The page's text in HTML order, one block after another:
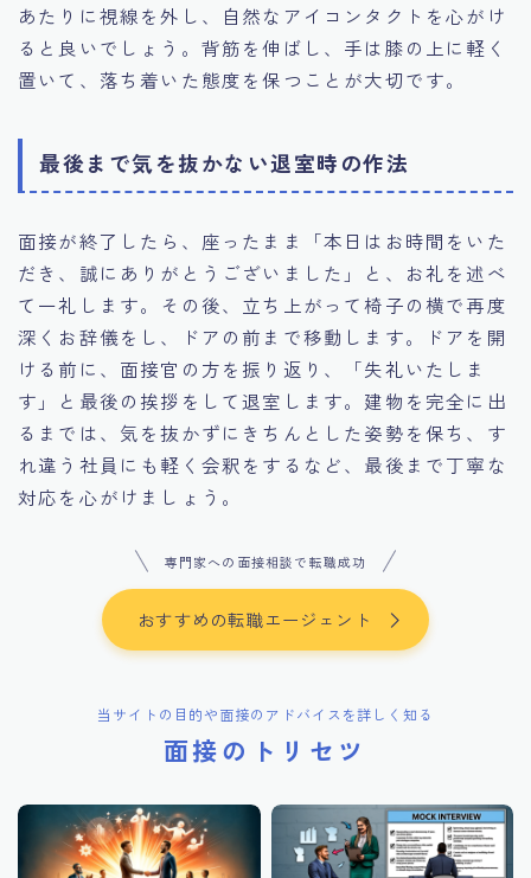
あたりに視線を外し、自然なアイコンタクトを心がけ
ると良いでしょう。背筋を伸ばし、手は膝の上に軽く
置いて、落ち着いた態度を保つことが大切です。
最後まで気を抜かない退室時の作法
面接が終了したら、座ったまま「本日はお時間をいた
だき、誠にありがとうございました」と、お礼を述べ
て一礼します。その後、立ち上がって椅子の横で再度
深くお辞儀をし、ドアの前まで移動します。ドアを開
ける前に、面接官の方を振り返り、「失礼いたしま
す」と最後の挨拶をして退室します。建物を完全に出
るまでは、気を抜かずにきちんとした姿勢を保ち、す
れ違う社員にも軽く会釈をするなど、最後まで丁寧な
対応を心がけましょう。
専門家への面接相談で転職成功
おすすめの転職エージェント
当サイトの目的や面接のアドバイスを詳しく知る
面接のトリセツ